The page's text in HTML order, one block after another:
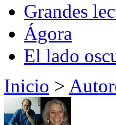
Grandes
Ágora
El lado
Inicio >